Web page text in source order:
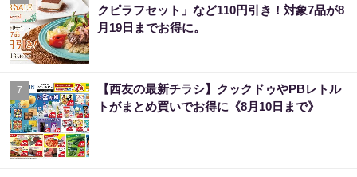
クピラフセット」など110円引き！対象7品が8
月19日までお得に。
7
【西友の最新チラシ】クックドゥやPBレトル
トがまとめ買いでお得に《8月10日まで》